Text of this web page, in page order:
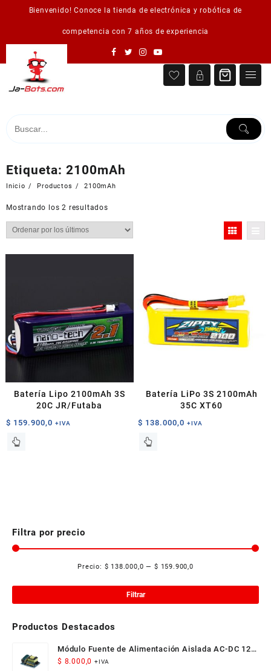
Bienvenido! Conoce la tienda de electrónica y robótica de
competencia con 7 años de experiencia
Etiqueta: 2100mAh
Inicio Productos 2100mAh
Mostrando los 2 resultadosOrdenado
por
Batería Lipo 2100mAh 3S
20C JR/Futaba
$ 159.900,0 +IVA
Batería LiPo 3S 2100mAh
35C XT60
$ 138.000,0 +IVA
Filtra por precio
Filtrar
Precio: $ 138.000,0 — $ 159.900,0
Productos Destacados
Módulo Fuente de Alimentación Aislada AC-DC 12V
300mA 3.5W
$ 8.000,0 +IVA